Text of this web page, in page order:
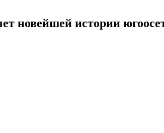
новейшей истории